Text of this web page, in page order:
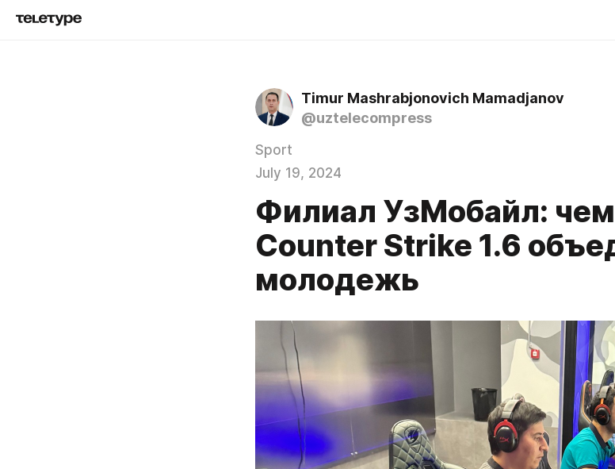
Timur Mashrabjonovich Mamadjanov
@uztelecompress
Sport
July 19, 2024
Филиал УзМобайл:
Counter Strike 1.6
молодежь